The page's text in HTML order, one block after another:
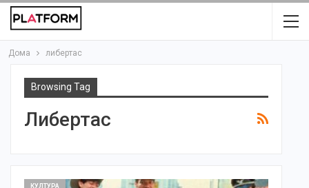
Дома либертас
Browsing Tag
Либертас
КУЛТУРА